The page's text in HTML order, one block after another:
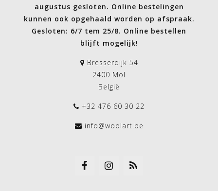
augustus gesloten. Online bestelingen
kunnen ook opgehaald worden op afspraak.
Gesloten: 6/7 tem 25/8. Online bestellen
blijft mogelijk!
Bresserdijk 54
2400 Mol
België
+32 476 60 30 22
info@woolart.be